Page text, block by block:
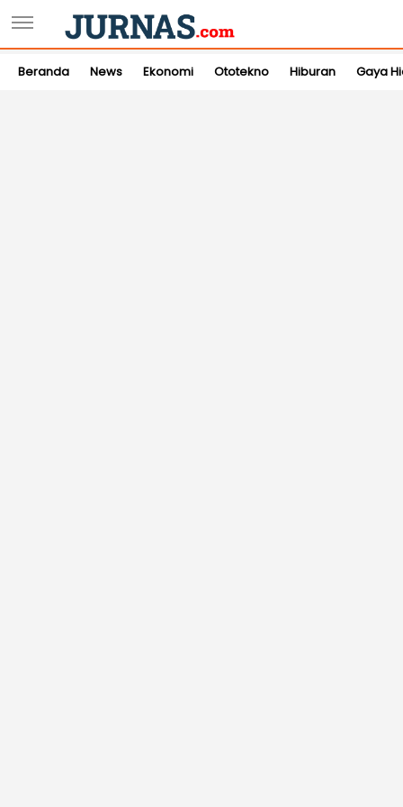
Beranda News Ekonomi Ototekno Hiburan Gaya